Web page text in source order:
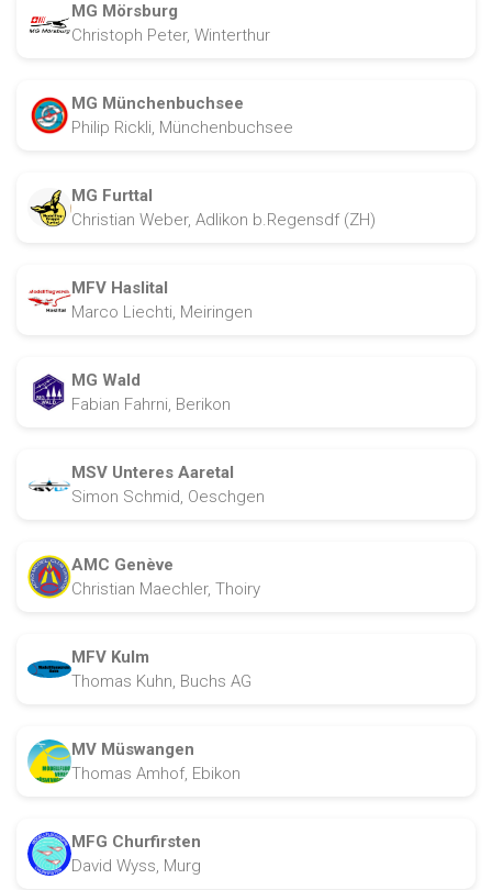
MG Mörsburg
Christoph Peter, Winterthur
MG Münchenbuchsee
Philip Rickli, Münchenbuchsee
MG Furttal
Christian Weber, Adlikon b.Regensdf (ZH)
MFV Haslital
Marco Liechti, Meiringen
MG Wald
Fabian Fahrni, Berikon
MSV Unteres Aaretal
Simon Schmid, Oeschgen
AMC Genève
Christian Maechler, Thoiry
MFV Kulm
Thomas Kuhn, Buchs AG
MV Müswangen
Thomas Amhof, Ebikon
MFG Churfirsten
David Wyss, Murg